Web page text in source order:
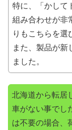
特に、「かして
組み合わせが非
りもこちらを選
また、製品が新
ました。
北海道から転居
車がない事でし
は不要の場合、